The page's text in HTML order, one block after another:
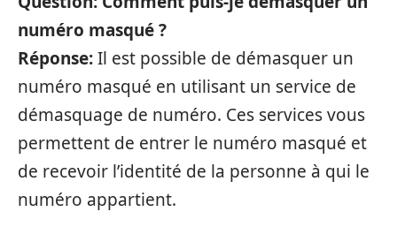
numéro masqué ?
Réponse:Il est possible de démasquer un
numéro masqué en utilisant un service de
démasquage de numéro. Ces services vous
permettent de entrer le numéro masqué et
de recevoir l’identité de la personne à qui le
numéro appartient.